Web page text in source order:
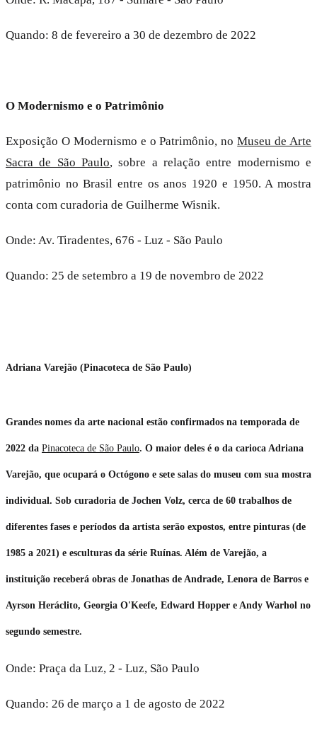
Quando: 8 de fevereiro a 30 de dezembro de 2022
O Modernismo e o Patrimônio
Exposição O Modernismo e o Patrimônio, noMuseu de Arte
Sacra de São Paulo, sobre a relação entre modernismo e
patrimônio no Brasil entre os anos 1920 e 1950. A mostra
conta com curadoria de Guilherme Wisnik.
Onde: Av. Tiradentes, 676 - Luz - São Paulo
Quando: 25 de setembro a 19 de novembro de 2022
Adriana Varejão (Pinacoteca de São Paulo)
Grandes nomes da arte nacional estão confirmados na temporada de
2022 da Pinacoteca de São Paulo. O maior deles é o da carioca Adriana
Varejão, que ocupará o Octógono e sete salas do museu com sua mostra
individual. Sob curadoria de Jochen Volz, cerca de 60 trabalhos de
diferentes fases e períodos da artista serão expostos, entre pinturas (de
1985 a 2021) e esculturas da série Ruínas. Além de Varejão, a
instituição receberá obras de Jonathas de Andrade, Lenora de Barros e
Ayrson Heráclito, Georgia O'Keefe, Edward Hopper e Andy Warhol no
segundo semestre.
Onde: Praça da Luz, 2 - Luz, São Paulo
Quando: 26 de março a 1 de agosto de 2022